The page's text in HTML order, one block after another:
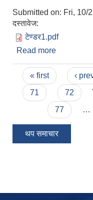
Submitted on: Fri, 10/
दस्तावेज:
टेण्डर1.pdf
Read more
Pages
« first ‹
71
72
77
…
थप समाचार